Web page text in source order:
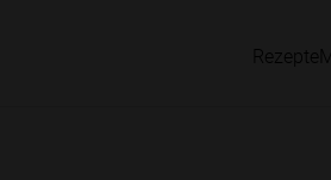
Rezepte